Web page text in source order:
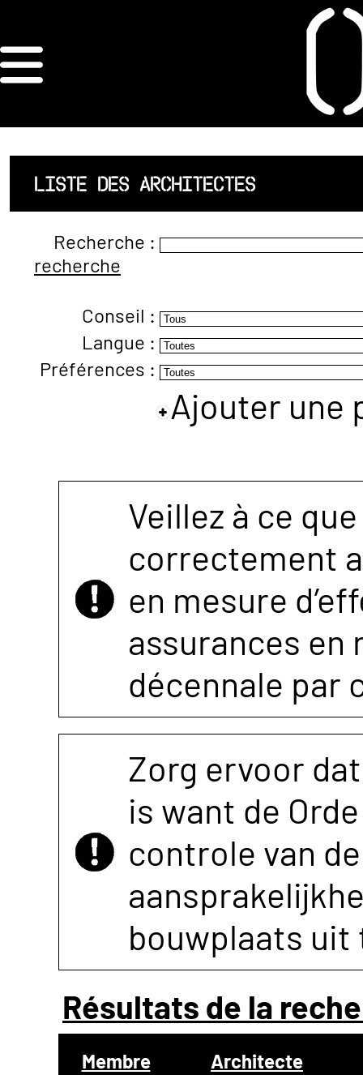
ORDRE DES
ARCHITECTES
ACCUEIL
LISTE DES
ARCHITECTES
JURISPRUDENCE
ANNEXE 4 CODT
LISTE DES ARCHITECTES
Recherche :
recherche
Conseil :
Langue :
Préférences :
Ajouter une
Veillez à ce
correctement
en mesure
assurances
décennale par
Zorg ervoor
is want de
controle van
bouwplaats uit
Résultats de la
Membre Architecte